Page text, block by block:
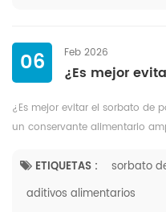
06 Feb 2026
¿Es mejor
¿Es mejor evitar el sorbato de
un conservante alimentario
ETIQUETAS :
sorbato
aditivos alimentarios